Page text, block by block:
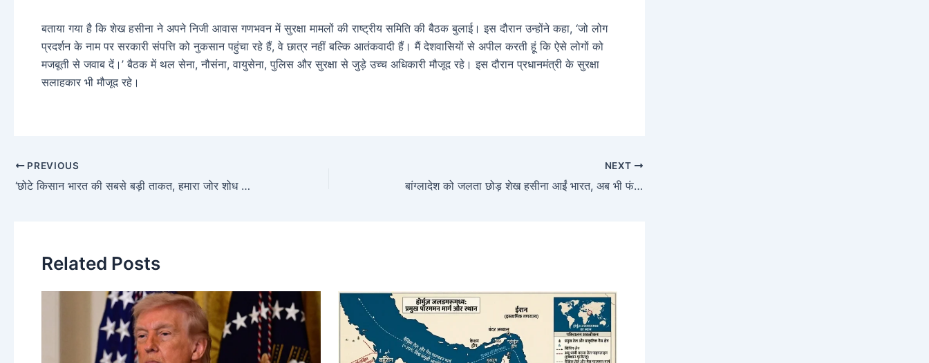
बताया गया है कि शेख हसीना ने अपने निजी आवास गणभवन में सुरक्षा मामलों की राष्ट्रीय समिति की बैठक बुलाई। इस दौरान उन्होंने कहा, ‘जो लोग
प्रदर्शन के नाम पर सरकारी संपत्ति को नुकसान पहुंचा रहे हैं, वे छात्र नहीं बल्कि आतंकवादी हैं। मैं देशवासियों से अपील करती हूं कि ऐसे लोगों को
मजबूती से जवाब दें।’ बैठक में थल सेना, नौसंना, वायुसेना, पुलिस और सुरक्षा से जुड़े उच्च अधिकारी मौजूद रहे। इस दौरान प्रधानमंत्री के सुरक्षा
सलाहकार भी मौजूद रहे।
PREVIOUS
‘छोटे किसान भारत की सबसे बड़ी ताकत, हमारा जोर शोध पर – PM मोदी
NEXT
बांग्लादेश को जलता छोड़ शेख हसीना आईं भारत, अब भी फंसे हैं 19,000 भारतीय नागरिक
Related Posts